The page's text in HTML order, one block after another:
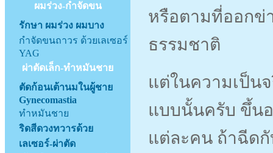
ผมร่วง-กำจัดขน
รักษา ผมร่วง ผมบาง
กำจัดขนถาวร ด้วยเลเซอร์
YAG
ผ่าตัดเล็ก-ทำหมันชาย
ตัดก้อนเต้านมในผู้ชาย
Gynecomastia
ทำหมันชาย
ริดสีดวงทวารด้วย
เลเซอร์-ผ่าตัด
หรือตามที่ออกข่
ธรรมชาติ
แต่ในความเป็น
แบบนั้นครับ ขึ้น
แต่ละคน ถ้าฉีด